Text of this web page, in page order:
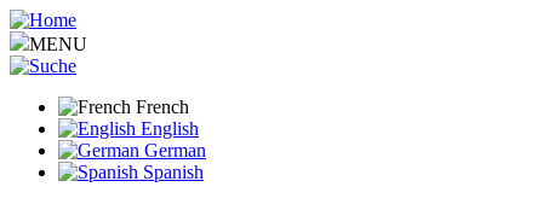
Aller
au
contenu
MENU
French
English
German
Spanish